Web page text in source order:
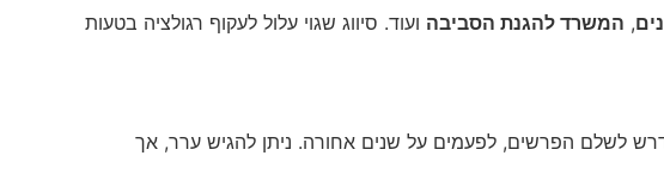
, המשרד להגנת הסביבה ועוד. סיווג שגוי עלול לעקוף רגולציה בטעות
לשלם הפרשים, לפעמים על שנים אחורה. ניתן להגיש ערר, אך